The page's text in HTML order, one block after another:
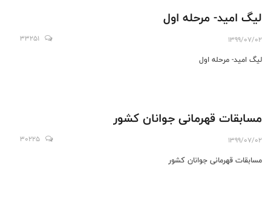
لیگ امید- مرحله اول
1399/07/02
33251
لیگ امید- مرحله اول
مسابقات قهرمانی جوانان کشور
1399/07/02
30225
مسابقات قهرمانی جوانان کشور